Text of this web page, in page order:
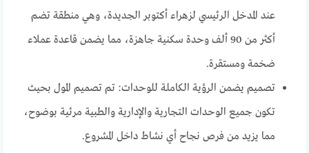
عند المدخل الرئيسي لزهراء أكتوبر الجديدة، وهي منطقة تضم
أكثر من 90 ألف وحدة سكنية جاهزة، مما يضمن قاعدة عملاء
ضخمة ومستقرة.
تصميم يضمن الرؤية الكاملة للوحدات: تم تصميم المول بحيث
تكون جميع الوحدات التجارية والإدارية والطبية مرئية بوضوح،
مما يزيد من فرص نجاح أي نشاط داخل المشروع.